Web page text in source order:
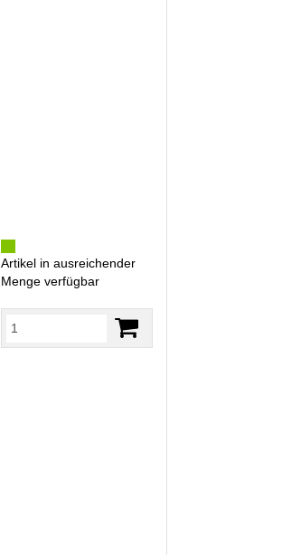
Artikel in ausreichender
Menge verfügbar